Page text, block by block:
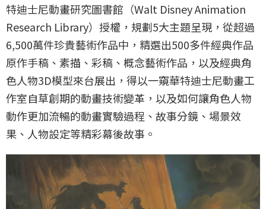
特迪士尼動畫研究圖書館（Walt Disney Animation
Research Library）授權，規劃5大主題呈現，從超過
6,500萬件珍貴藝術作品中，精選出500多件經典作品
原作手稿、素描、彩稿、概念藝術作品，以及經典角
色人物3D模型來台展出，得以一窺華特迪士尼動畫工
作室自草創期的動畫技術變革，以及如何讓角色人物
動作更加流暢的動畫實驗過程、故事分鏡、場景效
果、人物設定等精彩幕後故事。